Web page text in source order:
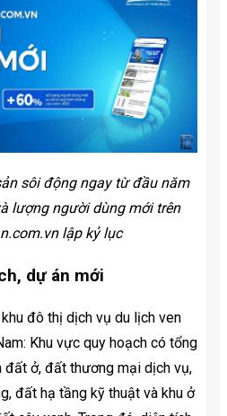
sôi động ngay từ đầu năm
lượng người dùng mới trên
lập kỷ lục
dự án mới
đô thị dịch vụ du lịch ven
Khu vực quy hoạch có tổng
đất ở, đất thương mại dịch vụ,
đất hạ tầng kỹ thuật và khu ở